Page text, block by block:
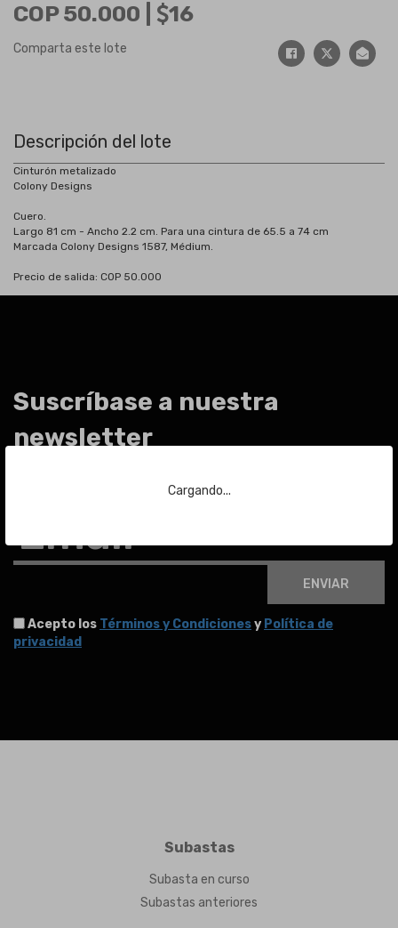
Cargando...
COP 50.000 | 16
Comparta este lote
Descripción del lote
Cinturón metalizado
Colony Designs
Cuero.
Largo 81 cm - Ancho 2.2 cm. Para una cintura de 65.5 a 74 cm
Marcada Colony Designs 1587, Médium.
Precio de salida: COP 50.000
Suscríbase a nuestra
newsletter
Email
ENVIAR
Acepto los Términos y Condicionesy Política de
privacidad
Subastas
Subasta en curso
Subastas anteriores